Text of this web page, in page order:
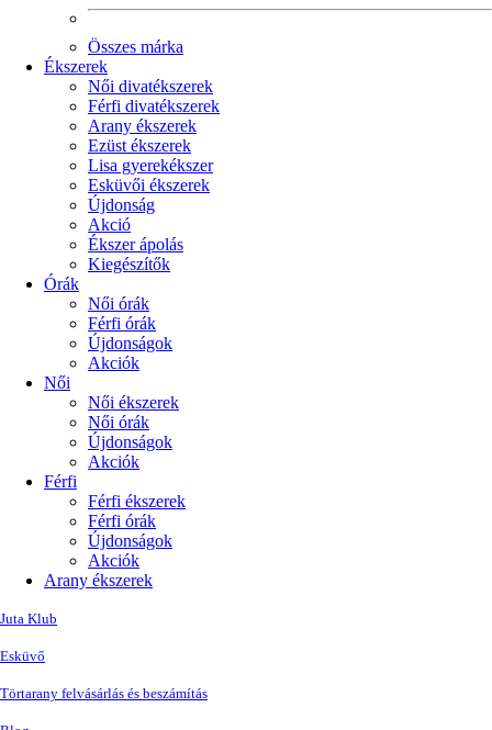
Összes márka
Ékszerek
Női divatékszerek
Férfi divatékszerek
Arany ékszerek
Ezüst ékszerek
Lisa gyerekékszer
Esküvői ékszerek
Újdonság
Akció
Ékszer ápolás
Kiegészítők
Órák
Női órák
Férfi órák
Újdonságok
Akciók
Női
Női ékszerek
Női órák
Újdonságok
Akciók
Férfi
Férfi ékszerek
Férfi órák
Újdonságok
Akciók
Arany ékszerek
Juta Klub
Esküvő
Törtarany felvásárlás és beszámítás